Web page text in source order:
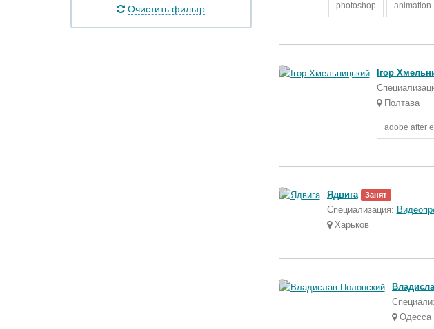
Очистить фильтр photoshop animation
Ігор
Полтава
adobe after
Ядвига Занят
Специализация:
Харьков
Одесса